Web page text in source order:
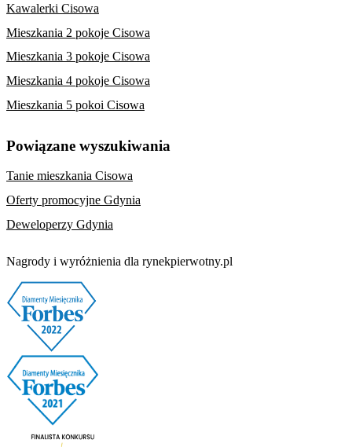
Kawalerki Cisowa
Mieszkania 2 pokoje Cisowa
Mieszkania 3 pokoje Cisowa
Mieszkania 4 pokoje Cisowa
Mieszkania 5 pokoi Cisowa
Powiązane wyszukiwania
Tanie mieszkania Cisowa
Oferty promocyjne Gdynia
Deweloperzy Gdynia
Nagrody i wyróżnienia dla rynekpierwotny.pl